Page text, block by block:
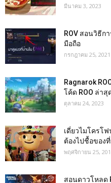
มีนาคม 3, 2023
ROV สอนวิธีก
มือถือ
กรกฎาคม 25, 2021
Ragnarok
โค้ด ROO ล่าสุ
ตุลาคม 24, 2023
เดี่ยวไมโครโ
ต้องไปชื้อของ
พฤศจิกายน 25,
สอนดาวโหลด